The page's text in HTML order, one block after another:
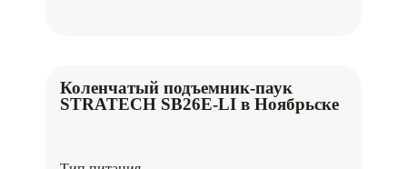
Коленчатый подъемник-паук
STRATECH SB26E-LI в Ноябрьске